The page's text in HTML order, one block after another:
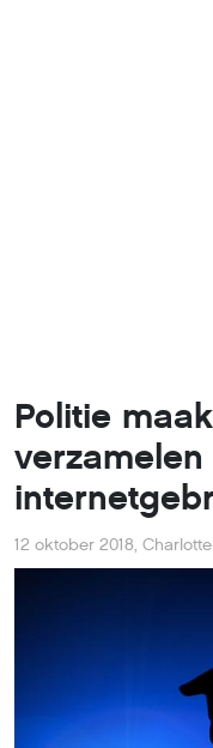
Politie
12 oktober 2018,